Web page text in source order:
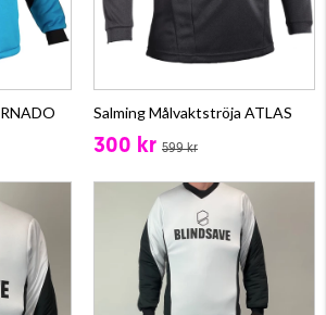
Salming Målvaktströja ATLAS
300 kr 599 kr